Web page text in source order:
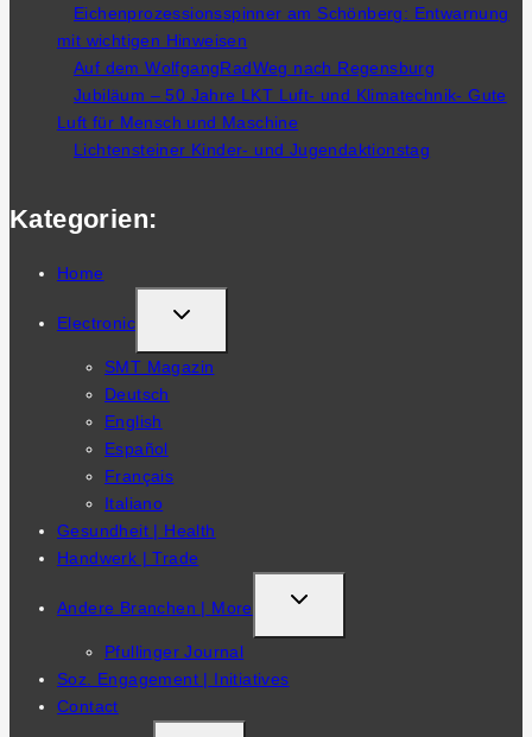
Eichenprozessionsspinner am Schönberg: Entwarnung
mit wichtigen Hinweisen
Auf dem WolfgangRadWeg nach Regensburg
Jubiläum – 50 Jahre LKT Luft- und Klimatechnik- Gute
Luft für Mensch und Maschine
Lichtensteiner Kinder- und Jugendaktionstag
Kategorien:
Home
Electronic
TOGGLE
CHILD
MENU
SMT Magazin
Deutsch
English
Español
Français
Italiano
Gesundheit | Health
Handwerk | Trade
Andere Branchen | More
TOGGLE
CHILD
Pfullinger Journal
Soz. Engagement | Initiatives
Contact